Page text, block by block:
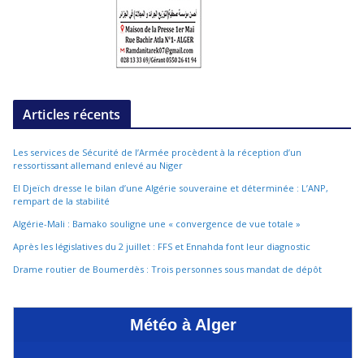
Articles récents
Les services de Sécurité de l’Armée procèdent à la réception d’un
ressortissant allemand enlevé au Niger
El Djeïch dresse le bilan d’une Algérie souveraine et déterminée : L’ANP,
rempart de la stabilité
Algérie-Mali : Bamako souligne une « convergence de vue totale »
Après les législatives du 2 juillet : FFS et Ennahda font leur diagnostic
Drame routier de Boumerdès : Trois personnes sous mandat de dépôt
Météo à Alger